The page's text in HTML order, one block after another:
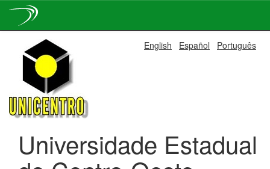
navigation
English Español Português
Universidade Estadual